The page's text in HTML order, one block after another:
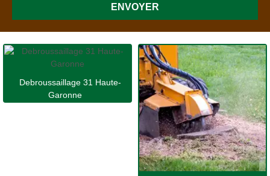
Debroussaillage 31 Haute-
Garonne